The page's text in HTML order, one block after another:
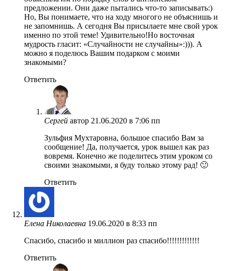
предложении. Они даже пытались что-то записывать:)
Но, Вы понимаете, что на ходу многого не объяснишь и
не запомнишь. А сегодня Вы присылаете мне свой урок
именно по этой теме! Удивительно!Но восточная
мудрость гласит: «Случайности не случайны»:))). А
можно я поделюсь Вашим подарком с моими
знакомыми?
Ответить
Сергей автор 21.06.2020 в 7:06 пп
Зульфия Мухтаровна, большое спасибо Вам за
сообщение! Да, получается, урок вышел как раз
вовремя. Конечно же поделитесь этим уроком со
своими знакомыми, я буду только этому рад! 🙂
Ответить
Елена Николаевна 19.06.2020 в 8:33 пп
Спасибо, спасибо и миллион раз спасибо!!!!!!!!!!!!!
Ответить